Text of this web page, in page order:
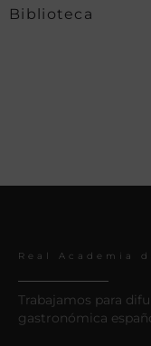
Biblioteca
Real Academia
Trabajamos para
gastronómica